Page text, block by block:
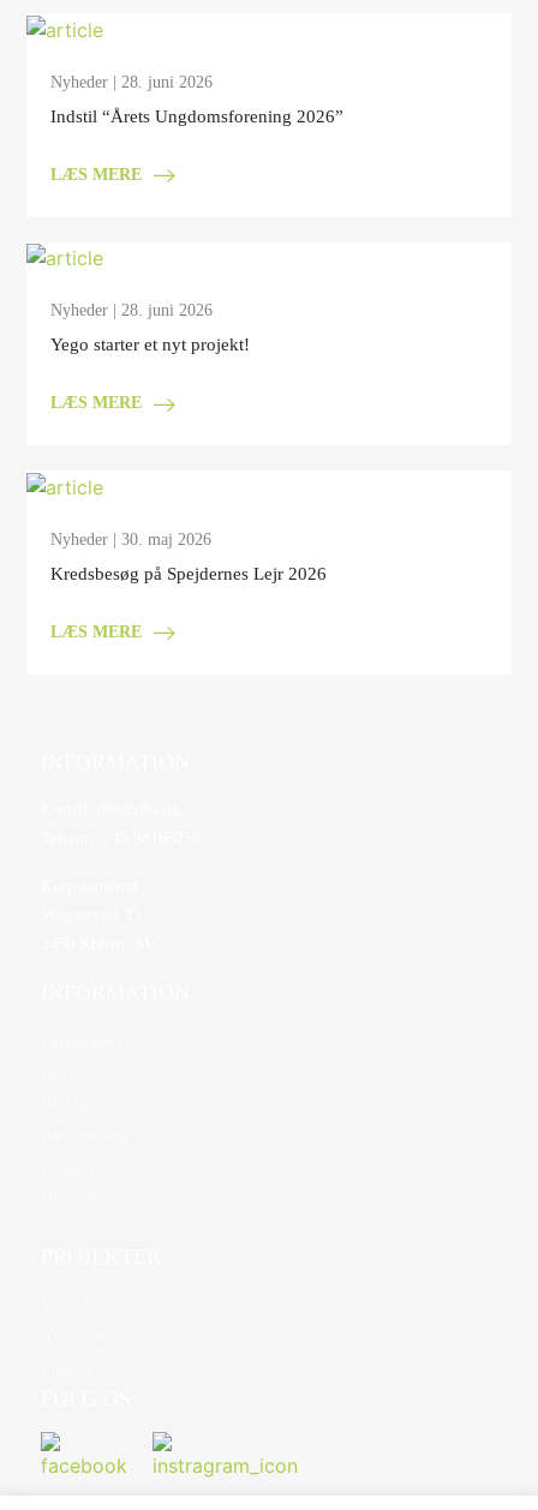
Nyheder | 28. juni 2026
Indstil “Årets Ungdomsforening 2026”
LÆS MERE
Nyheder | 28. juni 2026
Yego starter et nyt projekt!
LÆS MERE
Nyheder | 30. maj 2026
Kredsbesøg på Spejdernes Lejr 2026
LÆS MERE